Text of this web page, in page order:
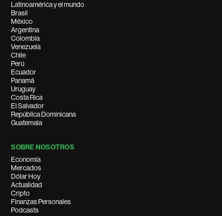
Latinoamérica y el mundo
Brasil
México
Argentina
Colombia
Venezuela
Chile
Perú
Ecuador
Panamá
Uruguay
Costa Rica
El Salvador
República Dominicana
Guatemala
SOBRE NOSOTROS
Economía
Mercados
Dólar Hoy
Actualidad
Cripto
Finanzas Personales
Podcasts